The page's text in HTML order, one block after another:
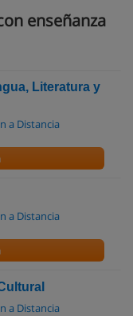
enseñanza
Literatura y
a Distancia
a Distancia
a Distancia